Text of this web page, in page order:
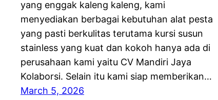
yang enggak kaleng kaleng, kami
menyediakan berbagai kebutuhan alat pesta
yang pasti berkulitas terutama kursi susun
stainless yang kuat dan kokoh hanya ada di
perusahaan kami yaitu CV Mandiri Jaya
Kolaborsi. Selain itu kami siap memberikan…
March 5, 2026